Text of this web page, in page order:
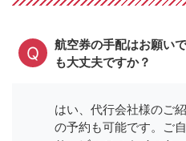
航空券の手配はお願い
も大丈夫ですか？
はい、代行会社様のご
の予約も可能です。ご